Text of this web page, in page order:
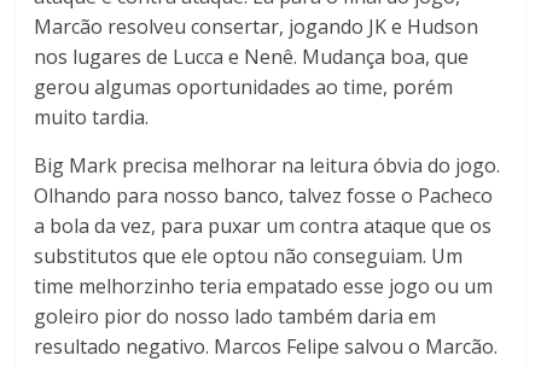
Marcão resolveu consertar, jogando JK e Hudson
nos lugares de Lucca e Nenê. Mudança boa, que
gerou algumas oportunidades ao time, porém
muito tardia.
Big Mark precisa melhorar na leitura óbvia do jogo.
Olhando para nosso banco, talvez fosse o Pacheco
a bola da vez, para puxar um contra ataque que os
substitutos que ele optou não conseguiam. Um
time melhorzinho teria empatado esse jogo ou um
goleiro pior do nosso lado também daria em
resultado negativo. Marcos Felipe salvou o Marcão.